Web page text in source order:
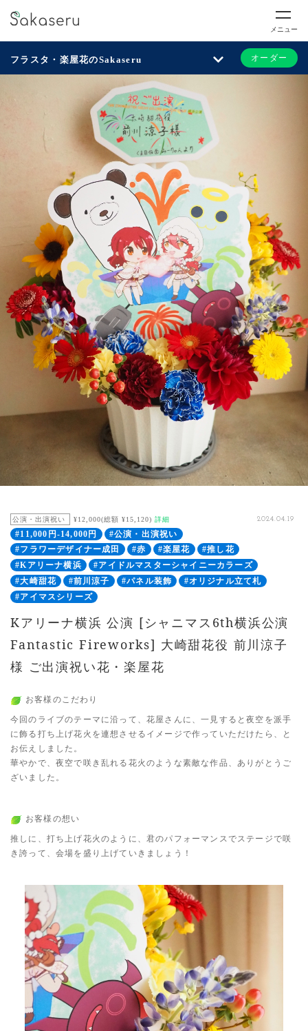
メニュー
フラスタ・楽屋花のSakaseru オーダー
公演・出演祝い ¥12,000(総額 ¥15,120) 詳細 2024.04.19
#11,000円-14,000円
#公演・出演祝い
#フラワーデザイナー成田
#赤 #楽屋花
#推し花
#Kアリーナ横浜
#アイドルマスターシャイニーカラーズ
#大崎甜花
#前川涼子 #パネル装飾
#オリジナル立て札
#アイマスシリーズ
Kアリーナ横浜 公演 [シャニマス6th横浜公演
Fantastic Fireworks] 大崎甜花役 前川涼子
様 ご出演祝い花・楽屋花
お客様のこだわり
今回のライブのテーマに沿って、花屋さんに、一見すると夜空を派手
に飾る打ち上げ花火を連想させるイメージで作っていただけたら、と
お伝えしました。
華やかで、夜空で咲き乱れる花火のような素敵な作品、ありがとうご
ざいました。
お客様の想い
推しに、打ち上げ花火のように、君のパフォーマンスでステージで咲
き誇って、会場を盛り上げていきましょう！